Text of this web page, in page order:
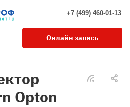
+7 (499) 460-01-13
Онлайн запись
Opton